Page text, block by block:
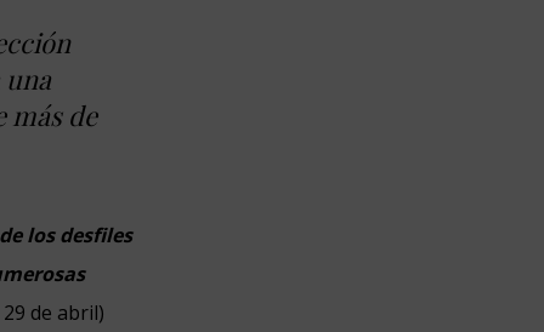
más de
los desfiles
de abril)